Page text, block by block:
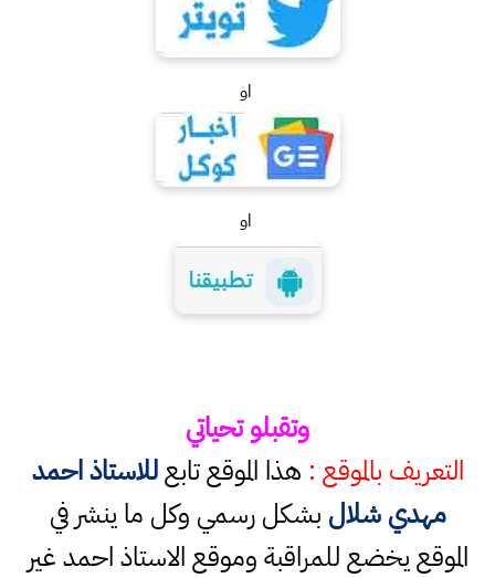
او
او
وتقبلو تحياتي
التعريف بالموقع : هذا الموقع تابعللاستاذ احمد
مهدي شلال بشكل رسمي وكل ما ينشر في
الموقع يخضع للمراقبة وموقع الاستاذ احمد غير